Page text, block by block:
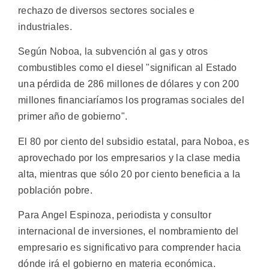
rechazo de diversos sectores sociales e
industriales.
Según Noboa, la subvención al gas y otros
combustibles como el diesel "significan al Estado
una pérdida de 286 millones de dólares y con 200
millones financiaríamos los programas sociales del
primer año de gobierno".
El 80 por ciento del subsidio estatal, para Noboa, es
aprovechado por los empresarios y la clase media
alta, mientras que sólo 20 por ciento beneficia a la
población pobre.
Para Angel Espinoza, periodista y consultor
internacional de inversiones, el nombramiento del
empresario es significativo para comprender hacia
dónde irá el gobierno en materia económica.